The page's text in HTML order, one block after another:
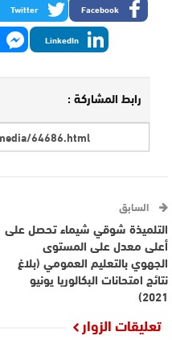
Facebook
Twitter
LinkedIn
رابط المشاركة :
السابق
التلميذة شوقي شيماء تحصل على
أعلى معدل على المستوى
الجهوي بالتعليم العمومي (بلاغ
نتائج امتحانات البكالوريا يونيو
2021)
تعليقات الزوار